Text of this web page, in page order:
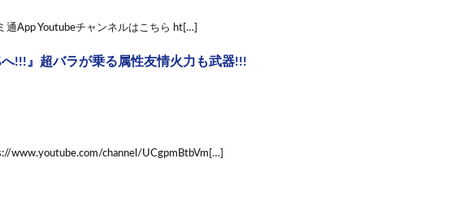
App Youtubeチャンネルはこちら ht[…]
!!!』超バラが乗る属性友情火力も武器!!!
www.youtube.com/channel/UCgpmBtbVm[…]